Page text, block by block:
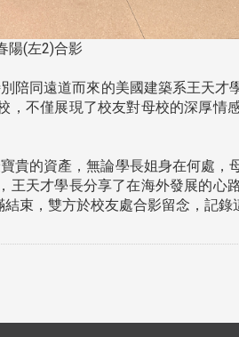
陽(左2)合影
陪同遠道而來的美國建築系王天
不僅展現了校友對母校的深厚情
貴的資產，無論學長姐身在何處
天才學長分享了在海外發展的心
束，雙方於校友處合影留念，記錄